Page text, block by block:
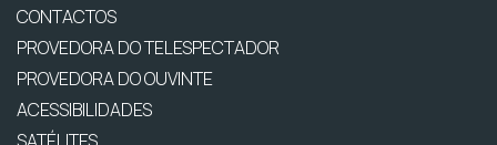
CONTACTOS
PROVEDORA DO TELESPECTADOR
PROVEDORA DO OUVINTE
ACESSIBILIDADES